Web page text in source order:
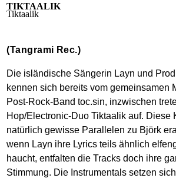
TIKTAALIK
Tiktaalik
(Tangrami Rec.)
Die isländische Sängerin Layn und
kennen sich bereits vom gemeinsamen
Post-Rock-Band toc.sin, inzwischen
Hop/Electronic-Duo Tiktaalik auf. Diese
natürlich gewisse Parallelen zu Björk
wenn Layn ihre Lyrics teils ähnlich
haucht, entfalten die Tracks doch ihre
Stimmung. Die Instrumentals setzen